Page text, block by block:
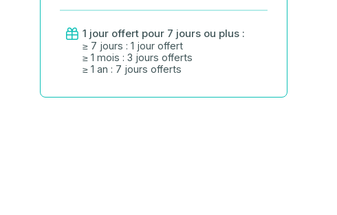
1 jour offert pour 7 jours ou plus :
≥ 7 jours : 1 jour offert
≥ 1 mois : 3 jours offerts
≥ 1 an : 7 jours offerts